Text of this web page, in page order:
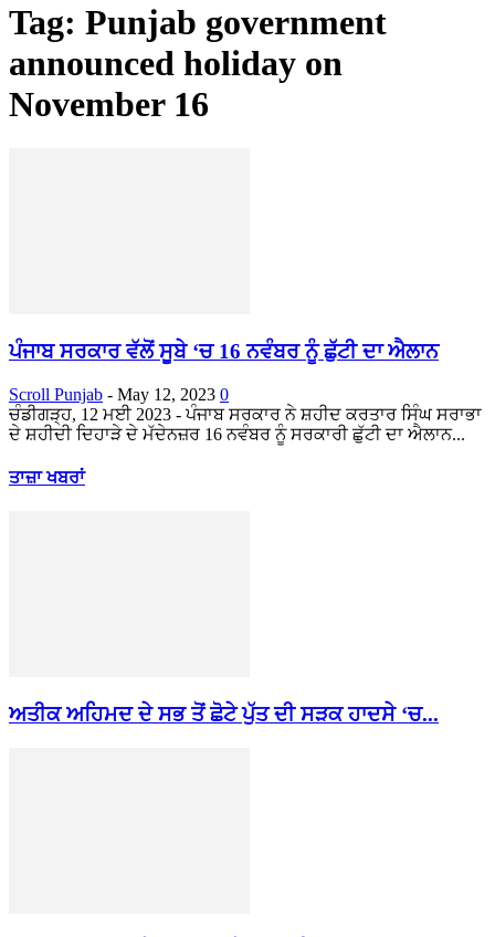
Tag: Punjab government
announced holiday on
November 16
ਪੰਜਾਬ ਸਰਕਾਰ ਵੱਲੋਂ ਸੂਬੇ ‘ਚ 16 ਨਵੰਬਰ ਨੂੰ ਛੁੱਟੀ ਦਾ ਐਲਾਨ
Scroll Punjab - May 12, 2023 0
ਚੰਡੀਗੜ੍ਹ, 12 ਮਈ 2023 - ਪੰਜਾਬ ਸਰਕਾਰ ਨੇ ਸ਼ਹੀਦ ਕਰਤਾਰ ਸਿੰਘ ਸਰਾਭਾ
ਦੇ ਸ਼ਹੀਦੀ ਦਿਹਾੜੇ ਦੇ ਮੱਦੇਨਜ਼ਰ 16 ਨਵੰਬਰ ਨੂੰ ਸਰਕਾਰੀ ਛੁੱਟੀ ਦਾ ਐਲਾਨ...
ਤਾਜ਼ਾ ਖਬਰਾਂ
ਅਤੀਕ ਅਹਿਮਦ ਦੇ ਸਭ ਤੋਂ ਛੋਟੇ ਪੁੱਤ ਦੀ ਸੜਕ ਹਾਦਸੇ ‘ਚ...